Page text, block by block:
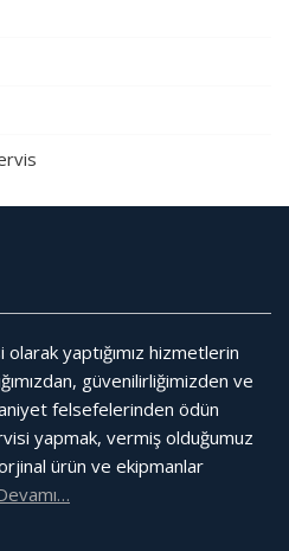
yaptığımız hizmetlerin
güvenilirliğimizden ve
felsefelerinden ödün
yapmak, vermiş olduğumuz
ürün ve ekipmanlar